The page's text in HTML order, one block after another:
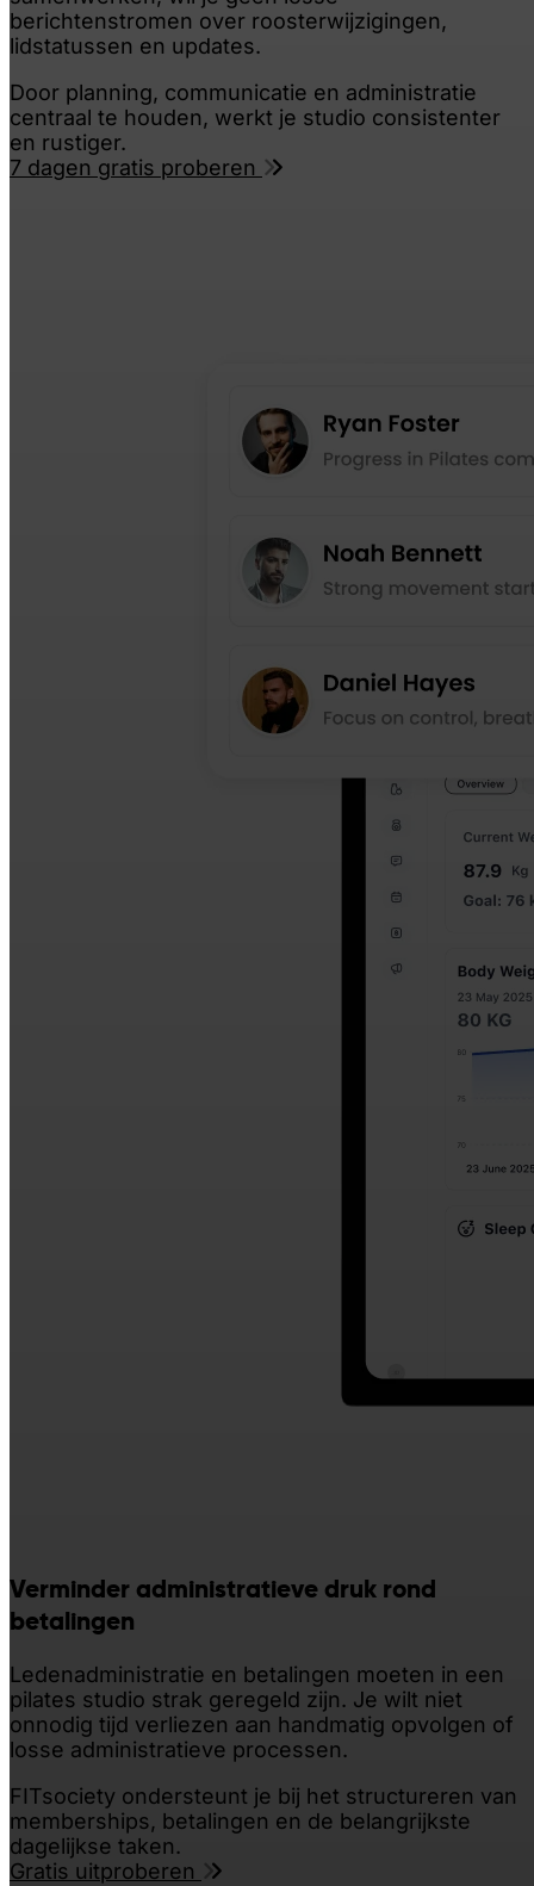
berichtenstromen over roosterwijzigingen,
lidstatussen en updates.
Door planning, communicatie en administratie
centraal te houden, werkt je studio consistenter
en rustiger.
7 dagen gratis proberen
Verminder administratieve druk rond
betalingen
Ledenadministratie en betalingen moeten in een
pilates studio strak geregeld zijn. Je wilt niet
onnodig tijd verliezen aan handmatig opvolgen of
losse administratieve processen.
FITsociety ondersteunt je bij het structureren van
memberships, betalingen en de belangrijkste
dagelijkse taken.
Gratis uitproberen